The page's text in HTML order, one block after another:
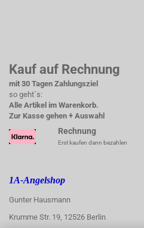
Kauf auf Rechnung
mit 30 Tagen Zahlungsziel
so geht´s:
Alle Artikel im Warenkorb.
Zur Kasse gehen + Auswahl
Rechnung
Erst kaufen dann bezahlen
1A-Angelshop
Gunter Hausmann
Krumme Str. 19, 12526 Berlin